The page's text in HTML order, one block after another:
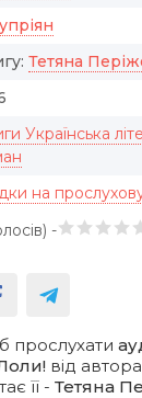
Тетяна
Українська
на
-
прослухати
від автора
її - Тетяна